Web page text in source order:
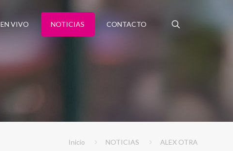
EN VIVO NOTICIAS CONTACTO
Inicio NOTICIAS ALEX OTRA